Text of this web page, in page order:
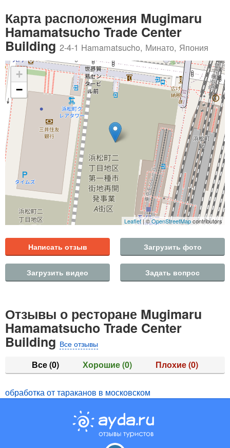
Карта расположения Mugimaru
Hamamatsucho Trade Center
Building 2-4-1 Hamamatsucho, Минато, Япония
+
−
Leaflet| ©OpenStreetMapcontributors
Написать отзыв Загрузить фото
Загрузить видео Задать вопрос
Отзывы о ресторане Mugimaru
Hamamatsucho Trade Center
Building Все отзывы
Все(0) Хорошие(0) Плохие(0)
обработка от тараканов в московском